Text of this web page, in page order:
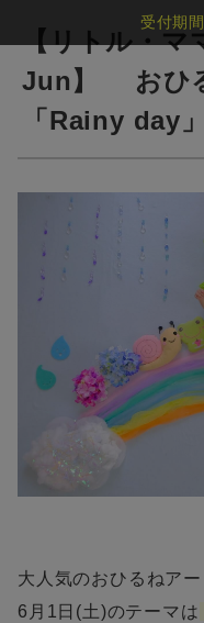
【リトル・マ
Jun】 おひ
「Rainy day」
大人気のおひるねアー
6月1日(土)のテーマは
受付期